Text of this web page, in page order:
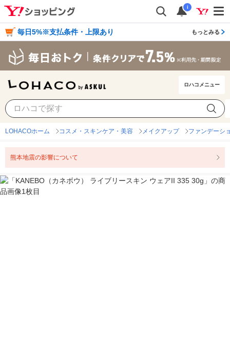
i
毎日5%※支払条件・上限あり もっとみる
ロハコメニュー
LOHACOホーム コスメ・スキンケア・美容 メイクアップ ファンデーシ
熊本地震の影響について